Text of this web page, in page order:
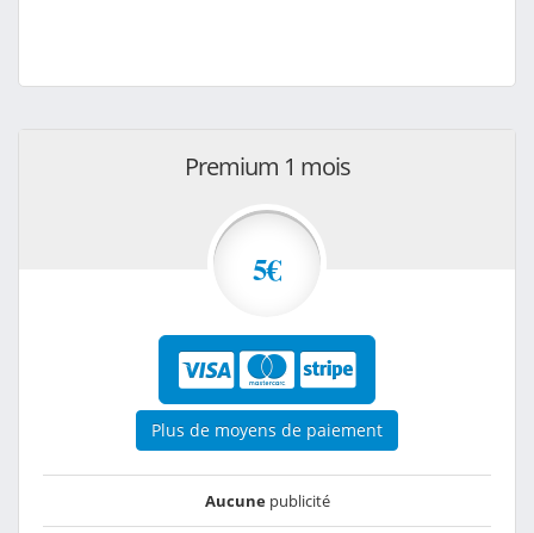
Premium 1 mois
5€
Plus de moyens de paiement
Aucunepublicité